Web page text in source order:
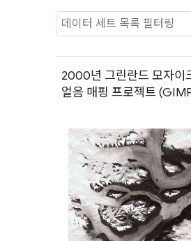
2000년 그린란드 모자이
얼음 매핑 프로젝트